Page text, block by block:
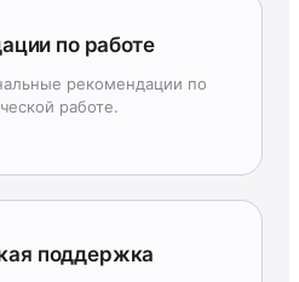
по работе
рекомендации по
работе.
поддержка